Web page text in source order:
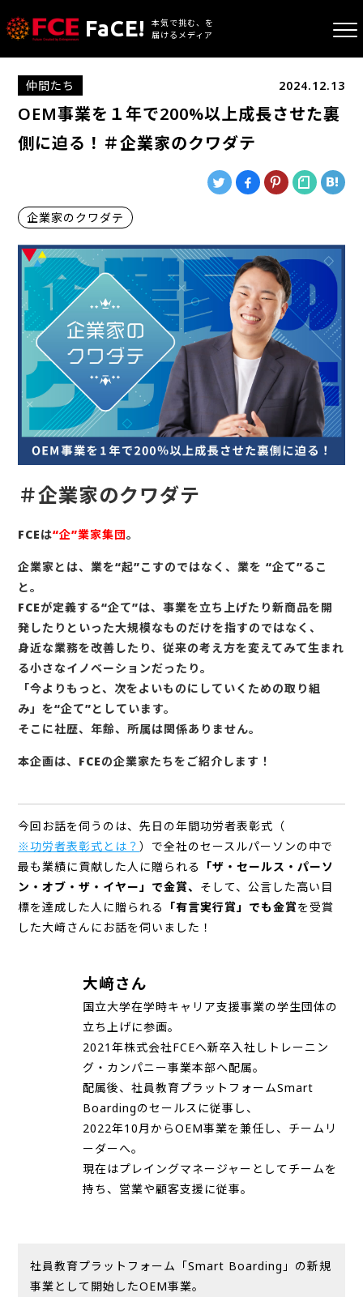
FaCE!
本気で挑む、を
届けるメディア
仲間たち 2024.12.13
OEM事業を１年で200%以上成長させた裏
側に迫る！＃企業家のクワダテ
企業家のクワダテ
＃企業家のクワダテ
FCEは“企”業家集団。
企業家とは、業を“起”こすのではなく、業を “企て”るこ
と。
FCEが定義する“企て”は、事業を立ち上げたり新商品を開
発したりといった大規模なものだけを指すのではなく、
身近な業務を改善したり、従来の考え方を変えてみて生まれ
る小さなイノベーションだったり。
「今よりもっと、次をよいものにしていくための取り組
み」を“企て”としています。
そこに社歴、年齢、所属は関係ありません。
本企画は、FCEの企業家たちをご紹介します！
今回お話を伺うのは、先日の年間功労者表彰式（
※功労者表彰式とは？）で全社のセースルパーソンの中で
最も業績に貢献した人に贈られる
「ザ・セールス・パーソ
ン・オブ・ザ・イヤー」で金賞、 そして、公言した高い目
標を達成した人に贈られる
「有言実行賞」でも金賞を受賞
した大﨑さんにお話を伺いました！
大﨑さん
国立大学在学時キャリア支援事業の学生団体の
立ち上げに参画。
2021年株式会社FCEへ新卒入社しトレーニン
グ・カンパニー事業本部へ配属。
配属後、社員教育プラットフォームSmart
Boardingのセールスに従事し、
2022年10月からOEM事業を兼任し、チームリ
ーダーへ。
現在はプレイングマネージャーとしてチームを
持ち、営業や顧客支援に従事。
社員教育プラットフォーム「Smart Boarding」の新規
事業として開始したOEM事業。